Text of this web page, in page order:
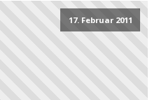
17. Februar 2011